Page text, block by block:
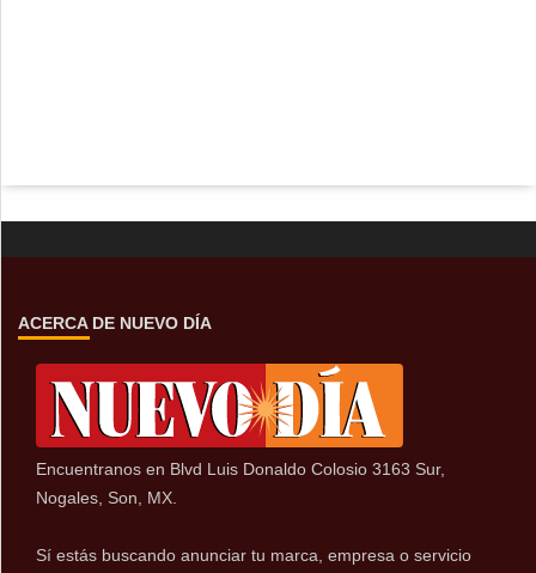
ACERCA DE NUEVO DÍA
Encuentranos en Blvd Luis Donaldo Colosio 3163 Sur,
Nogales, Son, MX.
Sí estás buscando anunciar tu marca, empresa o servicio